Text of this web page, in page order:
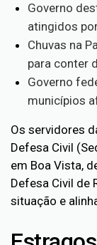
Governo
atingidos
Chuvas na
para conter
Governo
municípios
Os servidores
Defesa Civil
em Boa Vista,
Defesa Civil de
situação e